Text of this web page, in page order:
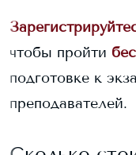
чтобы пройти
подготовке к
преподавателей.